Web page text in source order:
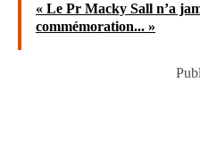
« Le Pr Macky Sall n’a
commémoration... »